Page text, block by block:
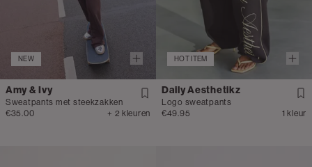
NEW
Amy & Ivy
Sweatpants met steekzakken
€35.00
+ 2 kleuren
HOT ITEM
Daily Aesthetikz
Logo sweatpants
€49.95
1 kleur